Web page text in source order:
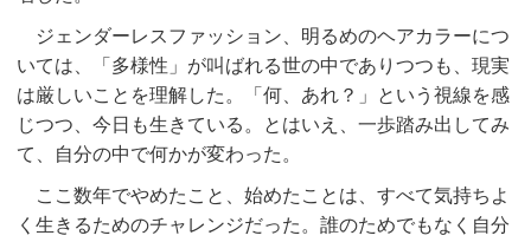
ジェンダーレスファッション、明るめのヘアカラーにつ
いては、「多様性」が叫ばれる世の中でありつつも、現実
は厳しいことを理解した。「何、あれ？」という視線を感
じつつ、今日も生きている。とはいえ、一歩踏み出してみ
て、自分の中で何かが変わった。
ここ数年でやめたこと、始めたことは、すべて気持ちよ
く生きるためのチャレンジだった。誰のためでもなく自分